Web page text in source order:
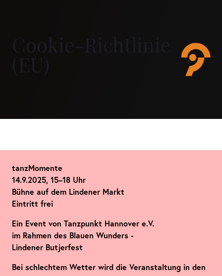
Cookie-Richtlinie
(EU)
tanzMomente
14.9.2025, 15–18 Uhr
Bühne auf dem Lindener Markt
Eintritt frei
Ein Event von Tanzpunkt Hannover e.V.
im Rahmen des Blauen Wunders -
Lindener Butjerfest
Bei schlechtem Wetter wird die Veranstaltung in den